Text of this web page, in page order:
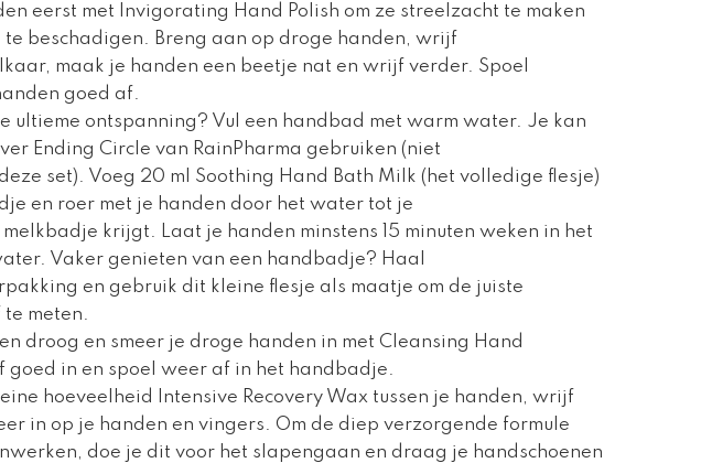
eerst met Invigorating Hand Polish om ze streelzacht te maken
te beschadigen. Breng aan op droge handen, wrijf
maak je handen een beetje nat en wrijf verder. Spoel
goed af.
ultieme ontspanning? Vul een handbad met warm water. Je kan
Ending Circle van RainPharma gebruiken (niet
set). Voeg 20 ml Soothing Hand Bath Milk (het volledige flesje)
en roer met je handen door het water tot je
melkbadje krijgt. Laat je handen minstens 15 minuten weken in het
Vaker genieten van een handbadje? Haal
en gebruik dit kleine flesje als maatje om de juiste
te meten.
droog en smeer je droge handen in met Cleansing Hand
goed in en spoel weer af in het handbadje.
hoeveelheid Intensive Recovery Wax tussen je handen, wrijf
in op je handen en vingers. Om de diep verzorgende formule
doe je dit voor het slapengaan en draag je handschoenen